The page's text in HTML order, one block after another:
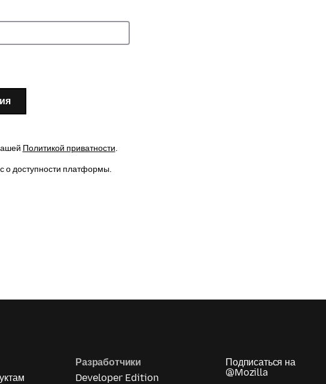
Политикой приватности.
о доступности платформы.
Разработчики
Developer Edition
Подписаться на
@Mozilla